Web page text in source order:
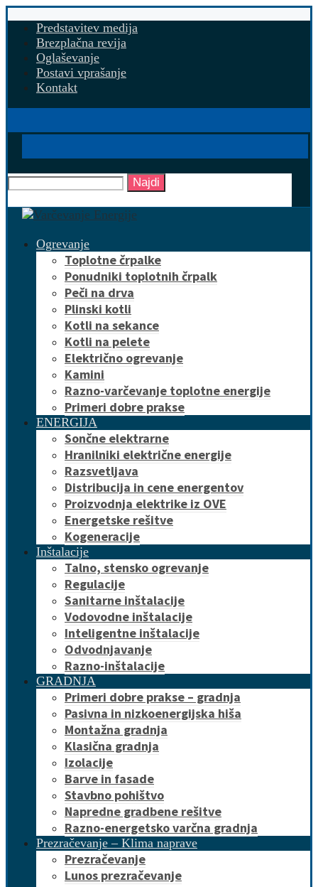
Predstavitev medija
Brezplačna revija
Oglaševanje
Postavi vprašanje
Kontakt
Najdi
Ogrevanje
Toplotne črpalke
Ponudniki toplotnih črpalk
Peči na drva
Plinski kotli
Kotli na sekance
Kotli na pelete
Električno ogrevanje
Kamini
Razno-varčevanje toplotne energije
Primeri dobre prakse
ENERGIJA
Sončne elektrarne
Hranilniki električne energije
Razsvetljava
Distribucija in cene energentov
Proizvodnja elektrike iz OVE
Energetske rešitve
Kogeneracije
Inštalacije
Talno, stensko ogrevanje
Regulacije
Sanitarne inštalacije
Vodovodne inštalacije
Inteligentne inštalacije
Odvodnjavanje
Razno-inštalacije
GRADNJA
Primeri dobre prakse – gradnja
Pasivna in nizkoenergijska hiša
Montažna gradnja
Klasična gradnja
Izolacije
Barve in fasade
Stavbno pohištvo
Napredne gradbene rešitve
Razno-energetsko varčna gradnja
Prezračevanje – Klima naprave
Prezračevanje
Lunos prezračevanje